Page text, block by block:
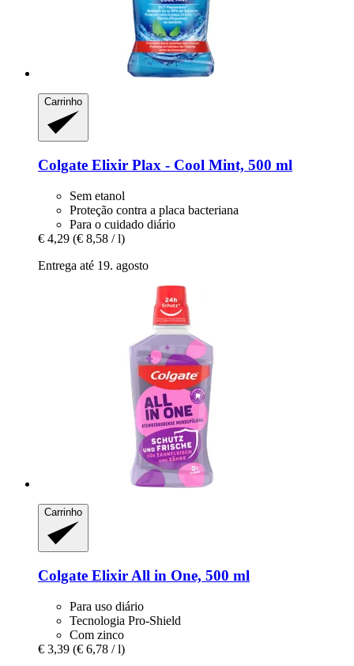
Carrinho
Colgate Elixir Plax -​ Cool Mint, 500 ml
Sem etanol
Proteção contra a placa bacteriana
Para o cuidado diário
€ 4,29 (€ 8,58 / l)
Entrega até 19. agosto
Carrinho
Colgate Elixir All in One, 500 ml
Para uso diário
Tecnologia Pro-Shield
Com zinco
€ 3,39 (€ 6,78 / l)